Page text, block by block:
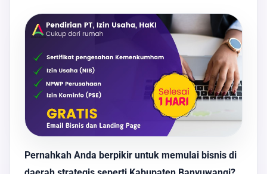
Pernahkah Anda berpikir untuk memulai bisnis di